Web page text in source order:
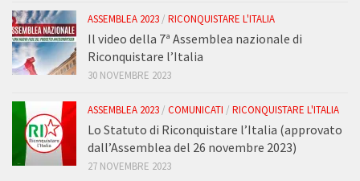
ASSEMBLEA 2023 / RICONQUISTARE L'ITALIA
Il video della 7ª Assemblea nazionale di
Riconquistare l’Italia
30 NOVEMBRE 2023
ASSEMBLEA 2023 / COMUNICATI / RICONQUISTARE L'ITALIA
Lo Statuto di Riconquistare l’Italia (approvato
dall’Assemblea del 26 novembre 2023)
27 NOVEMBRE 2023